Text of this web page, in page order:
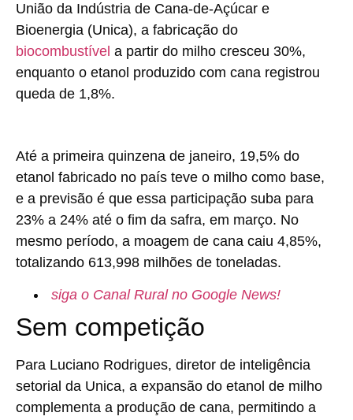
União da Indústria de Cana-de-Açúcar e
Bioenergia (Unica), a fabricação do
biocombustível a partir do milho cresceu 30%,
enquanto o etanol produzido com cana registrou
queda de 1,8%.
Até a primeira quinzena de janeiro, 19,5% do
etanol fabricado no país teve o milho como base,
e a previsão é que essa participação suba para
23% a 24% até o fim da safra, em março. No
mesmo período, a moagem de cana caiu 4,85%,
totalizando 613,998 milhões de toneladas.
siga o Canal Rural no Google News!
Sem competição
Para Luciano Rodrigues, diretor de inteligência
setorial da Unica, a expansão do etanol de milho
complementa a produção de cana, permitindo a